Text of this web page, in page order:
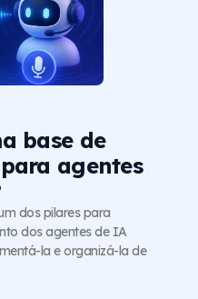
base de
agentes
dos pilares para
dos agentes de IA
la e organizá-la de